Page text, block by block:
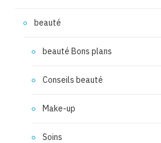
beauté
beauté Bons plans
Conseils beauté
Make-up
Soins